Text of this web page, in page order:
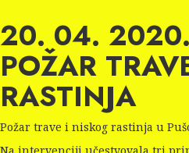
20. 04.
POŽAR
RASTINJA
Požar trave i niskog rastinja u